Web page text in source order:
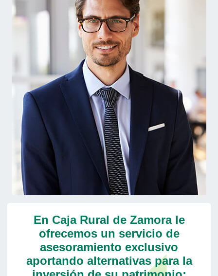
En Caja Rural de Zamora le
ofrecemos un servicio de
asesoramiento exclusivo
aportando alternativas para la